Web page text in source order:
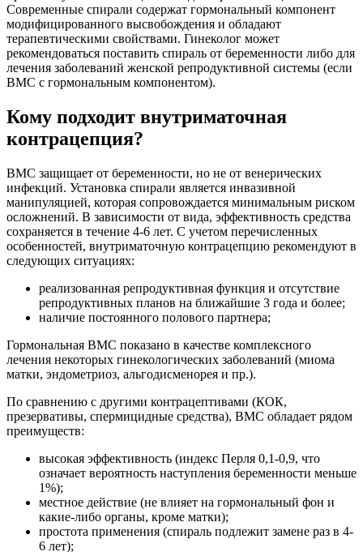
Современные спирали содержат гормональный компонент
модифицированного высвобождения и обладают
терапевтическими свойствами. Гинеколог может
рекомендоваться поставить спираль от беременности либо для
лечения заболеваний женской репродуктивной системы (если
ВМС с гормональным компонентом).
Кому подходит внутриматочная
контрацепция?
ВМС защищает от беременности, но не от венерических
инфекций. Установка спирали является инвазивной
манипуляцией, которая сопровождается минимальным риском
осложнений. В зависимости от вида, эффективность средства
сохраняется в течение 4-6 лет. С учетом перечисленных
особенностей, внутриматочную контрацепцию рекомендуют в
следующих ситуациях:
реализованная репродуктивная функция и отсутствие
репродуктивных планов на ближайшие 3 года и более;
наличие постоянного полового партнера;
Гормональная ВМС показано в качестве комплексного
лечения некоторых гинекологических заболеваний (миома
матки, эндометриоз, альгодисменорея и пр.).
По сравнению с другими контрацептивами (КОК,
презервативы, спермицидные средства), ВМС обладает рядом
преимуществ:
высокая эффективность (индекс Перля 0,1-0,9, что
означает вероятность наступления беременности меньше
1%);
местное действие (не влияет на гормональный фон и
какие-либо органы, кроме матки);
простота применения (спираль подлежит замене раз в 4-
6 лет);